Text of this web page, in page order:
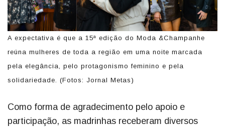
A expectativa é que a 15ª edição do Moda &Champanhe
reúna mulheres de toda a região em uma noite marcada
pela elegância, pelo protagonismo feminino e pela
solidariedade. (Fotos: Jornal Metas)
Como forma de agradecimento pelo apoio e
participação, as madrinhas receberam diversos